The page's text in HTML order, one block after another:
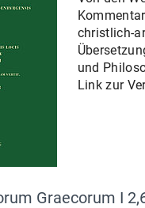
christlich-
und
Link zur
Graecorum I